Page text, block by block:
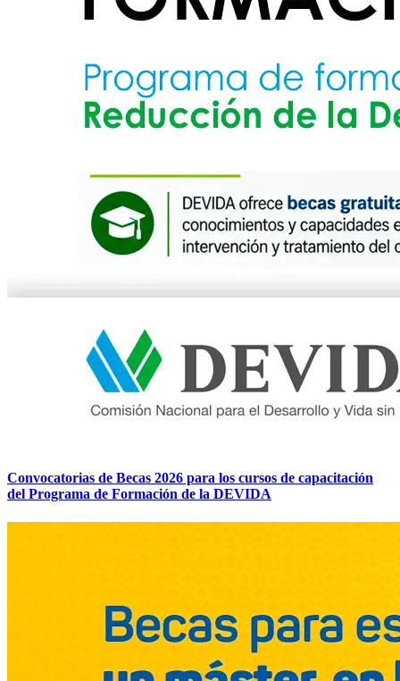
Convocatorias de Becas 2026 para los cursos de capacitación
del Programa de Formación de la DEVIDA